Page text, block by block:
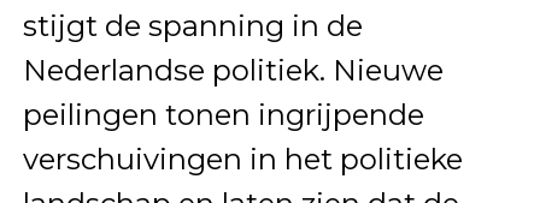
stijgt de spanning in de
Nederlandse politiek. Nieuwe
peilingen tonen ingrijpende
verschuivingen in het politieke